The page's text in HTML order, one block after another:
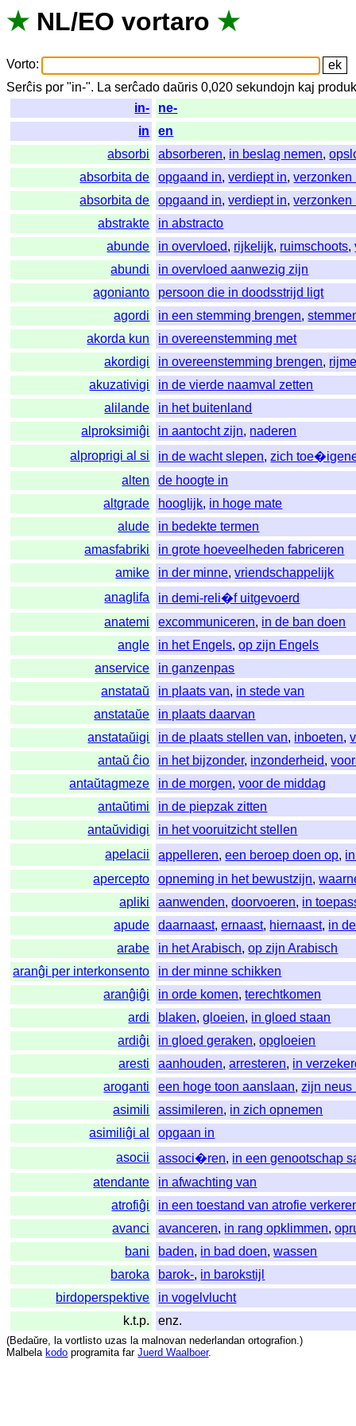
★ NL/EO vortaro ★
Vorto:
Serĉis por "in-". La serĉado daŭris 0,020sekundojn kaj
in-
ne-
in
en
absorbi
absorberen, in beslag nemen,
absorbita de
opgaand in,verdiept in,verzonken
absorbita de
opgaand in,verdiept in,verzonken
abstrakte
in abstracto
abunde
in overvloed, rijkelijk, ruimschoots,
abundi
in overvloed aanwezig zijn
agonianto
persoon die in doodsstrijd ligt
agordi
in een stemming brengen,
akorda kun
in overeenstemming met
akordigi
in overeenstemming brengen,
akuzativigi
in de vierde naamval zetten
alilande
in het buitenland
alproksimiĝi
in aantocht zijn, naderen
alproprigi al si
in de wacht slepen,zich
alten
de hoogte in
altgrade
hooglijk, in hoge mate
alude
in bedekte termen
amasfabriki
in grote hoeveelheden fabriceren
amike
in der minne,vriendschappelijk
anaglifa
in demi-reli�f uitgevoerd
anatemi
excommuniceren, in de ban doen
angle
in het Engels,op zijn Engels
anservice
in ganzenpas
anstataŭ
in plaats van, in stede van
anstataŭe
in plaats daarvan
anstataŭigi
in de plaats stellen van, inboeten,
antaŭ ĉio
in het bijzonder, inzonderheid,
antaŭtagmeze
in de morgen,voor de middag
antaŭtimi
in de piepzak zitten
antaŭvidigi
in het vooruitzicht stellen
apelacii
appelleren,een beroep doen op,
apercepto
opneming in het bewustzijn,
apliki
aanwenden,doorvoeren, in
apude
daarnaast,ernaast, hiernaast, in
arabe
in het Arabisch,op zijn Arabisch
aranĝi per interkonsento
in der minne schikken
aranĝiĝi
in orde komen,terechtkomen
ardi
blaken,gloeien, in gloed staan
ardiĝi
in gloed geraken,opgloeien
aresti
aanhouden,arresteren, in
aroganti
een hoge toon aanslaan,zijn neus
asimili
assimileren, in zich opnemen
asimiliĝi al
opgaan in
asocii
associ�ren, in een genootschap
atendante
in afwachting van
atrofiĝi
in een toestand van atrofie
avanci
avanceren, in rang opklimmen,
bani
baden, in bad doen,wassen
baroka
barok-, in barokstijl
birdoperspektive
in vogelvlucht
k.t.p.
enz.
(Bedaŭre, la vortlisto uzas la malnovan nederlandan ortografion.)
Malbela kodo programita far Juerd Waalboer.